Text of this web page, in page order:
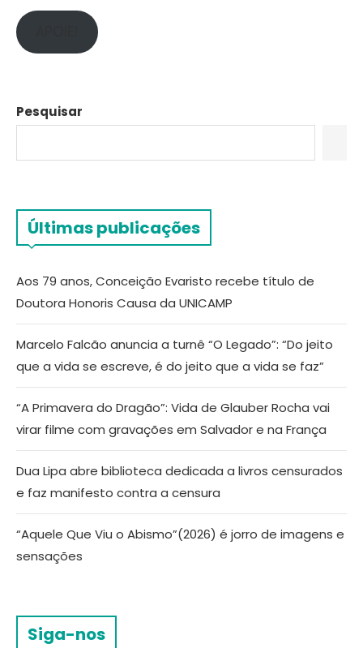
Pesquisar
Últimas publicações
Aos 79 anos, Conceição Evaristo recebe título de
Doutora Honoris Causa da UNICAMP
Marcelo Falcão anuncia a turnê “O Legado”: “Do jeito
que a vida se escreve, é do jeito que a vida se faz”
“A Primavera do Dragão”: Vida de Glauber Rocha vai
virar filme com gravações em Salvador e na França
Dua Lipa abre biblioteca dedicada a livros censurados
e faz manifesto contra a censura
“Aquele Que Viu o Abismo”(2026) é jorro de imagens e
sensações
Siga-nos